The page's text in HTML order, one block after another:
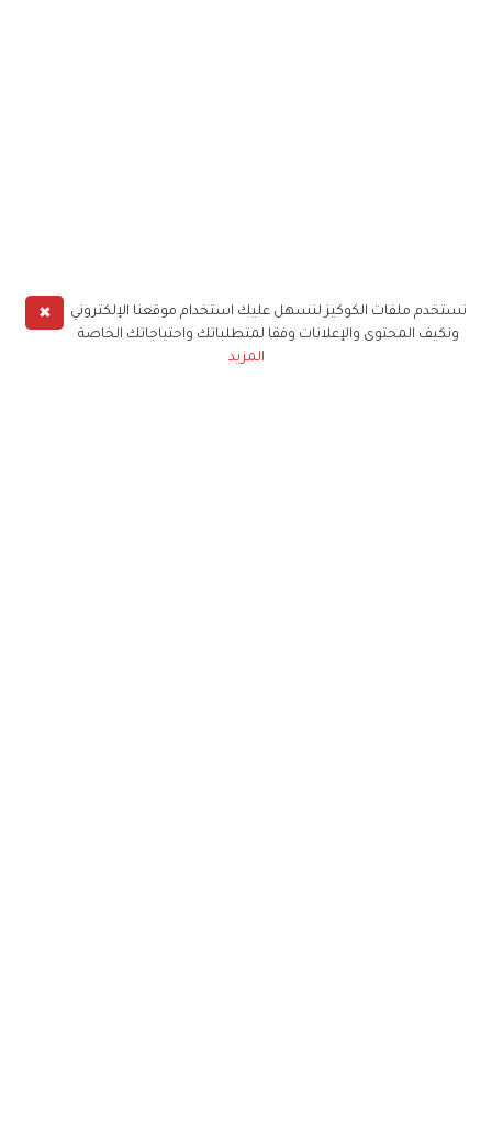
✖
نستخدم ملفات الكوكيز لنسهل عليك استخدام موقعنا الإلكتروني
ونكيف المحتوى والإعلانات وفقا لمتطلباتك واحتياجاتك الخاصة
المزيد